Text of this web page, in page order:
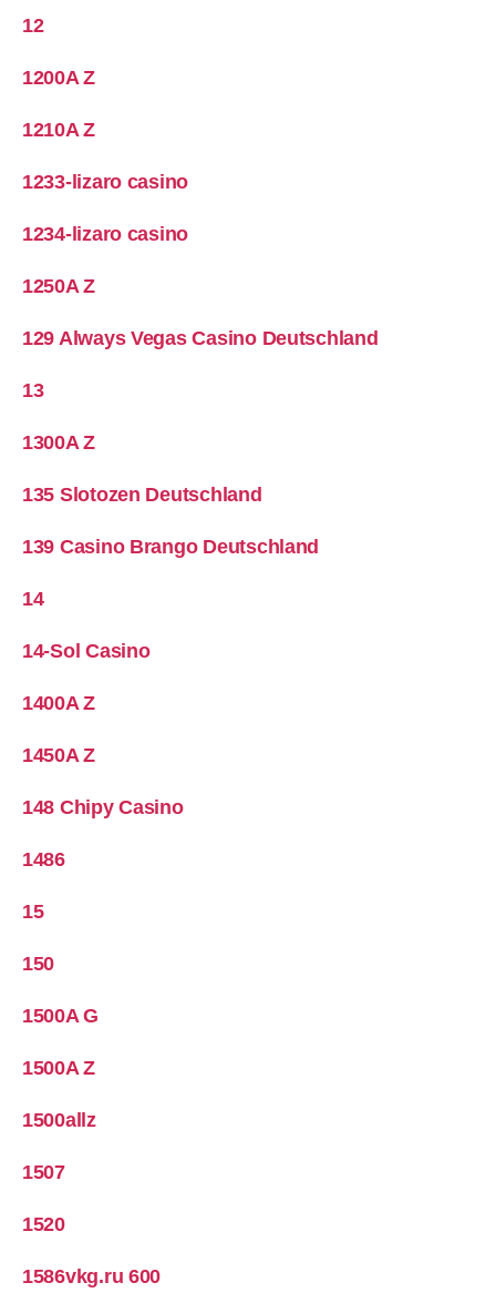
12
1200A Z
1210A Z
1233-lizaro casino
1234-lizaro casino
1250A Z
129 Always Vegas Casino Deutschland
13
1300A Z
135 Slotozen Deutschland
139 Casino Brango Deutschland
14
14-Sol Casino
1400A Z
1450A Z
148 Chipy Casino
1486
15
150
1500A G
1500A Z
1500allz
1507
1520
1586vkg.ru 600